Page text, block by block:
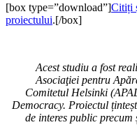
[box type=”download”]Citiți
proiectului.[/box]
Acest studiu a fost
Asociaţiei pentru
Comitetul Helsinki
Democracy. Proiectul
de interes public